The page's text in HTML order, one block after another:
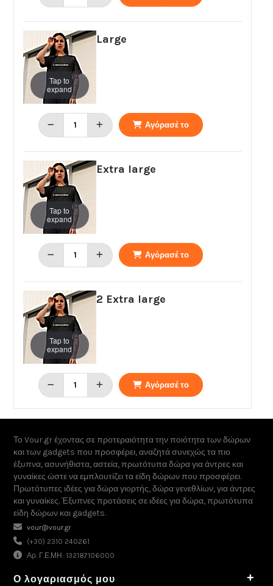
Tap to
expand
Large
Αγόρασέ το
Tap to
expand
Extra large
Αγόρασέ το
Tap to
expand
2 Extra large
Αγόρασέ το
Το Vour.gr έχοντας σε προτεραιότητα την ποιότητα των δώρων
και των gadgets που προσφέρει, αναζητά συνεχώς τα πιο
έξυπνα, ασυνήθιστα, αστεία, πρωτότυπα δώρα για άντρες και
γυναίκες ώστε να εμπλουτίζει τα είδη δώρων που προσφέρει.
Πρωτότυπες ιδέες για δώρα γιορτής, δώρα γενεθλίων, για άντρες
και γυναίκες. Έξυπνες προτάσεις σε ιδέες για δώρα, πρωτότυπα
είδη δώρων και gadgets.
vour@vour.gr
(+30) 2310 240261
Αρ. Γ.Ε.ΜΗ: 132187106000
Ο λογαριασμός μου +